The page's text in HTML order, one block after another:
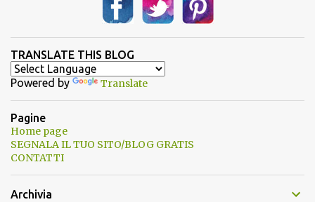
TRANSLATE THIS BLOG
Powered by Translate
Pagine
Home page
SEGNALA IL TUO SITO/BLOG GRATIS
CONTATTI
Archivia